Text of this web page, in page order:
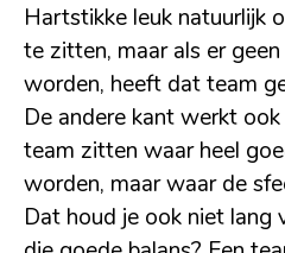
Hartstikke leuk natuurlijk
te zitten, maar als er
worden, heeft dat team
De andere kant werkt
team zitten waar heel
worden, maar waar de
Dat houd je ook niet lang